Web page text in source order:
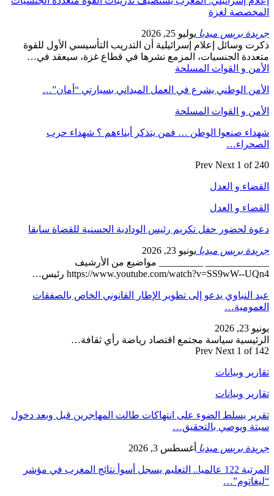
المخصصة لغزة
جريدة بريس ميديا يوليو 25, 2026
ذكرت وسائل إعلام إسرائيلية أن التدريب التأسيسي الأول للقوة
متعددة الجنسيات، المزمع نشرها في قطاع غزة، سيعقد في…
الأمن و القوات المسلحة
الأمن الوطني يشرع في العمل الميداني بسيارتي “أمان”…
الأمن و القوات المسلحة
شهداء صنعوا الوطن … فمن يتذكر أبناءهم ؟ شهداء حرب
الصحراء…
Prev Next 1 of 240
القضاء و العدل
القضاء و العدل
دعوة لحضور حفل تكريم رئيس الودادية الحسنية للقضاة سابقا
جريدة بريس ميديا يونيو 23, 2026
_____________ _________ مواضيع من الأرشيف
https://www.youtube.com/watch?v=SS9wW--UQn4 رئيس…
عبد النباوي يدعو إلى تطوير الإطار القانوني الخاص بالصفقات
العمومية…
يونيو 23, 2026
الرئيسية سياسة مجتمع اقتصاد رياضة رأي ثقافة…
Prev Next 1 of 142
تقارير وبيانات
تقارير وبيانات
تقرير يسلط الضوء على انتهاكات طالت المهاجرين قبل وبعد دخول
سبتة ويوصي بالتحقيق…
جريدة بريس ميديا أغسطس 3, 2026
المرتبة 122 عالميا.. التعليم يسجل أسوأ نتائج المغرب في مؤشر
“ليغاتوم”…